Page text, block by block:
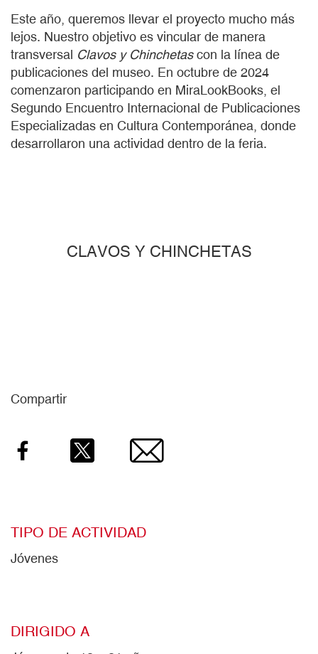
Este año, queremos llevar el proyecto mucho más
lejos. Nuestro objetivo es vincular de manera
transversal Clavos y Chinchetascon la línea de
publicaciones del museo. En octubre de 2024
comenzaron participando en MiraLookBooks, el
Segundo Encuentro Internacional de Publicaciones
Especializadas en Cultura Contemporánea, donde
desarrollaron una actividad dentro de la feria.
CLAVOS Y CHINCHETAS
Compartir
Facebook Email
TIPO DE ACTIVIDAD
Jóvenes
DIRIGIDO A